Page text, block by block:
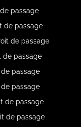
passage
de passage
de passage
de passage
passage
passage
de passage
de passage